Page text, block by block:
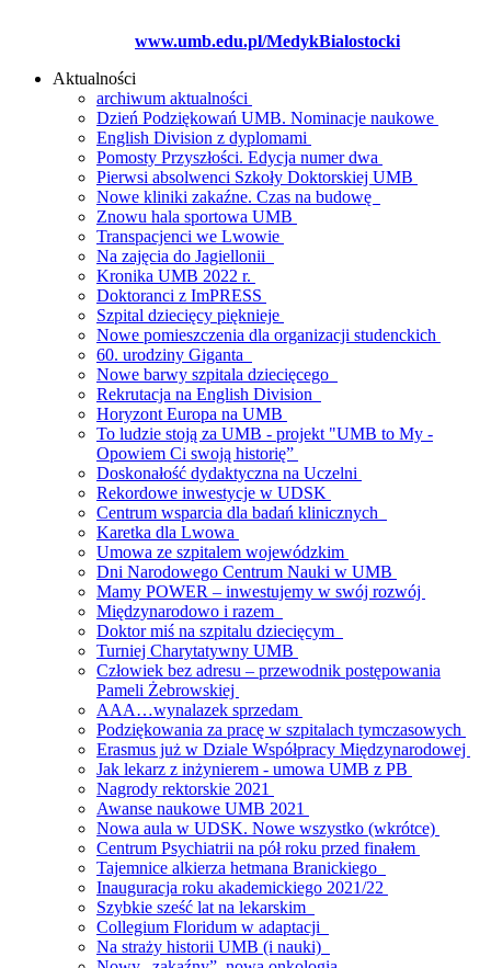
www.umb.edu.pl/MedykBialostocki
Aktualności
archiwum aktualności
Dzień Podziękowań UMB. Nominacje naukowe
English Division z dyplomami
Pomosty Przyszłości. Edycja numer dwa
Pierwsi absolwenci Szkoły Doktorskiej UMB
Nowe kliniki zakaźne. Czas na budowę
Znowu hala sportowa UMB
Transpacjenci we Lwowie
Na zajęcia do Jagiellonii
Kronika UMB 2022 r.
Doktoranci z ImPRESS
Szpital dziecięcy pięknieje
Nowe pomieszczenia dla organizacji studenckich
60. urodziny Giganta
Nowe barwy szpitala dziecięcego
Rekrutacja na English Division
Horyzont Europa na UMB
To ludzie stoją za UMB - projekt "UMB to My -
Opowiem Ci swoją historię”
Doskonałość dydaktyczna na Uczelni
Rekordowe inwestycje w UDSK
Centrum wsparcia dla badań klinicznych
Karetka dla Lwowa
Umowa ze szpitalem wojewódzkim
Dni Narodowego Centrum Nauki w UMB
Mamy POWER – inwestujemy w swój rozwój
Międzynarodowo i razem
Doktor miś na szpitalu dziecięcym
Turniej Charytatywny UMB
Człowiek bez adresu – przewodnik postępowania
Pameli Żebrowskiej
AAA…wynalazek sprzedam
Podziękowania za pracę w szpitalach tymczasowych
Erasmus już w Dziale Współpracy Międzynarodowej
Jak lekarz z inżynierem - umowa UMB z PB
Nagrody rektorskie 2021
Awanse naukowe UMB 2021
Nowa aula w UDSK. Nowe wszystko (wkrótce)
Centrum Psychiatrii na pół roku przed finałem
Tajemnice alkierza hetmana Branickiego
Inauguracja roku akademickiego 2021/22
Szybkie sześć lat na lekarskim
Collegium Floridum w adaptacji
Na straży historii UMB (i nauki)